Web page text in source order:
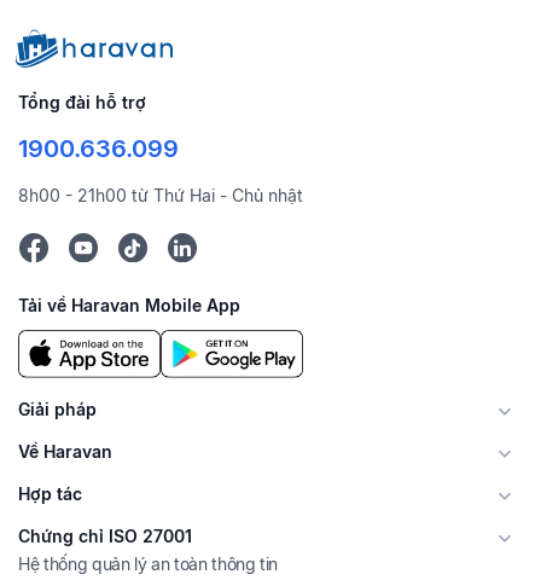
Tổng đài hỗ trợ
1900.636.099
8h00 - 21h00 từ Thứ Hai - Chủ nhật
Tải về Haravan Mobile App
Giải pháp
Về Haravan
Hợp tác
Chứng chỉ ISO 27001
Hệ thống quản lý an toàn thông tin